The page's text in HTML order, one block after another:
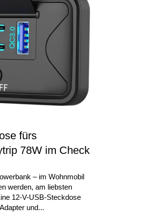
fürs
78W im Check
– im Wohnmobil
werden, am liebsten
12-V-USB-Steckdose
und...